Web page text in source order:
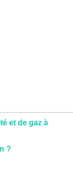
et de gaz à
?